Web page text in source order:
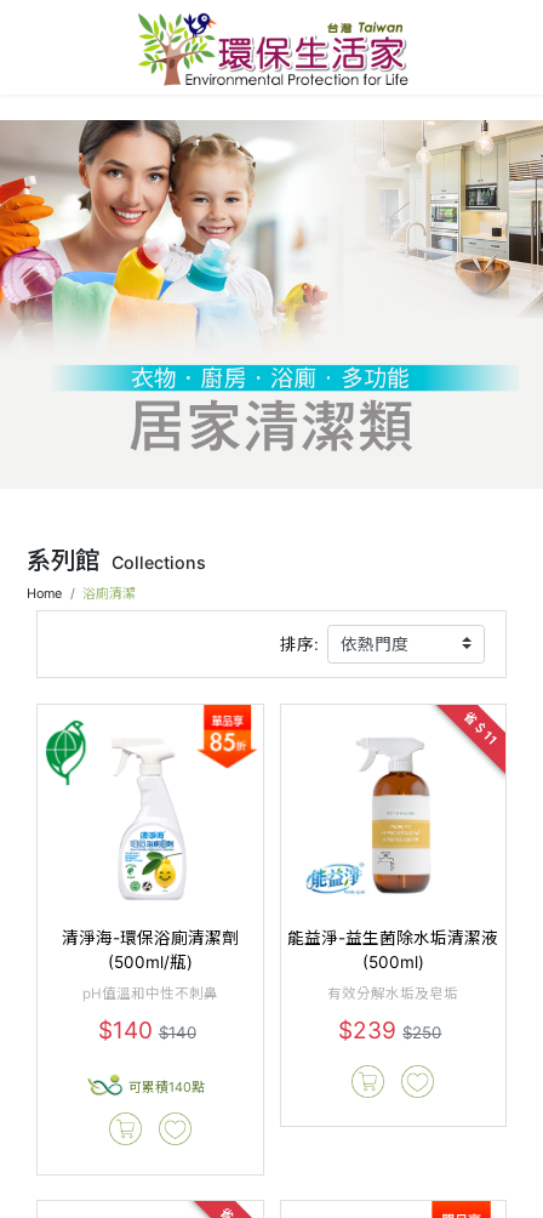
系列館 Collections
Home 浴廁清潔
排序:
清淨海-環保浴廁清潔劑
(500ml/瓶)
pH值溫和中性不刺鼻
$140$140
可累積140點
省＄11
能益淨-益生菌除水垢清潔液
(500ml)
有效分解水垢及皂垢
$239$250